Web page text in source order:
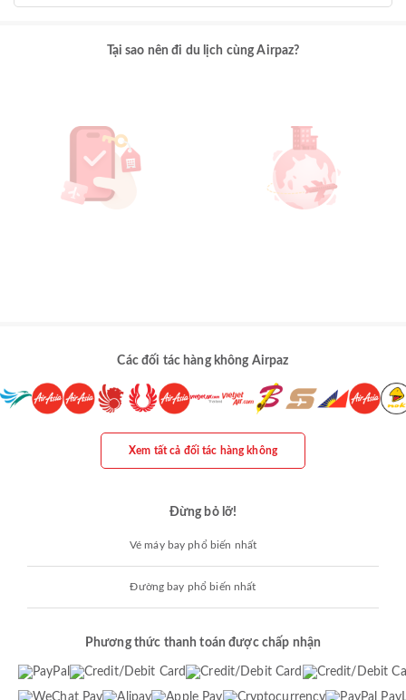
Tại sao nên đi du lịch cùng Airpaz?
Các đối tác hàng không Airpaz
Xem tất cả đối tác hàng không
Đừng bỏ lỡ!
Vé máy bay phổ biến nhất
Đường bay phổ biến nhất
Phương thức thanh toán được chấp nhận